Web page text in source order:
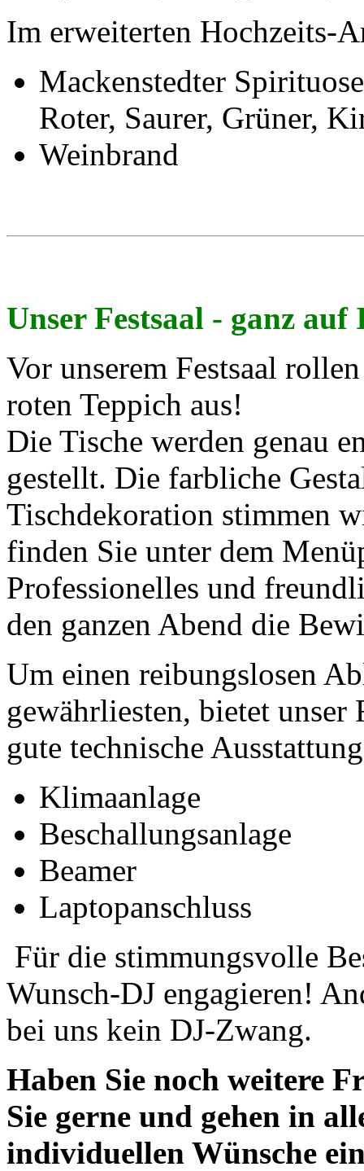
Im erweiterten Hochzeits-
Mackenstedter
Roter, Saurer, Grüner,
Weinbrand
Unser Festsaal - ganz
Vor unserem Festsaal
roten Teppich aus!
Die Tische werden genau
gestellt. Die farbliche
Tischdekoration stimmen
finden Sie unter dem
Professionelles und
den ganzen Abend die
Um einen reibungslosen
gewährliesten, bietet unser
gute technische
Klimaanlage
Beschallungsanlage
Beamer
Laptopanschluss
Für die stimmungsvolle
Wunsch-DJ engagieren!
bei uns kein DJ-Zwang.
Haben Sie noch weitere
Sie gerne und gehen in
individuellen Wünsche